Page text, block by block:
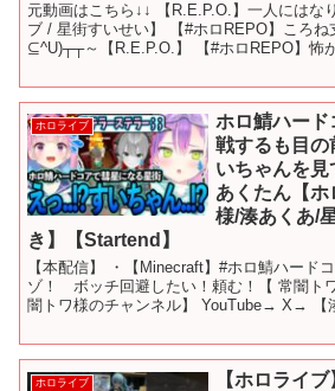
元動画はこちら↓↓ 【R.E.P.O.】一人にはな
ブ / 星街すいせい】 【#ホロREPO】ころ
⊆^U)┬┬～【R.E.P.O.】 【#ホロREPO】怖
ホロライブ
ホロ鯖ハード
戦するも目の
いちゃんを見
あくたん【ホ
様/湊あくあ/
き】【Startend】
【本配信】 ・【Minecraft】#ホロ鯖ハード
ゾ！ ボッチ回避したい！頼む！【 常闇ト
闇トワ様のチャンネル】 YouTube→ X→ 【
ホロライブ
【ホロライ